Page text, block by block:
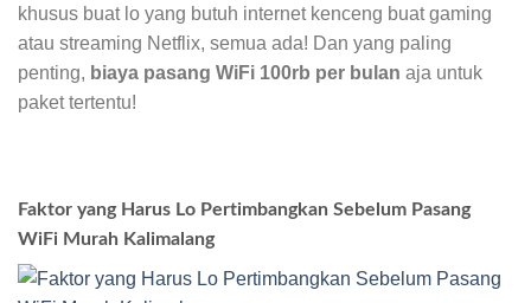
khusus buat lo yang butuh internet kenceng buat gaming
atau streaming Netflix, semua ada! Dan yang paling
penting, biaya pasang WiFi 100rb per bulan aja untuk
paket tertentu!
Faktor yang Harus Lo Pertimbangkan Sebelum Pasang
WiFi Murah Kalimalang